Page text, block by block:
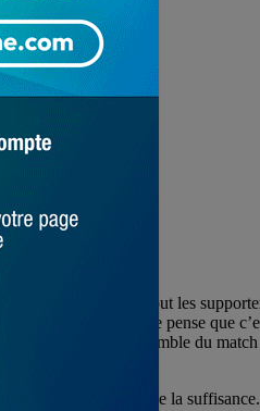
beaucoup surtout les
du match je pense que
des buts. Sur l’ensemble du
« … peut être de la